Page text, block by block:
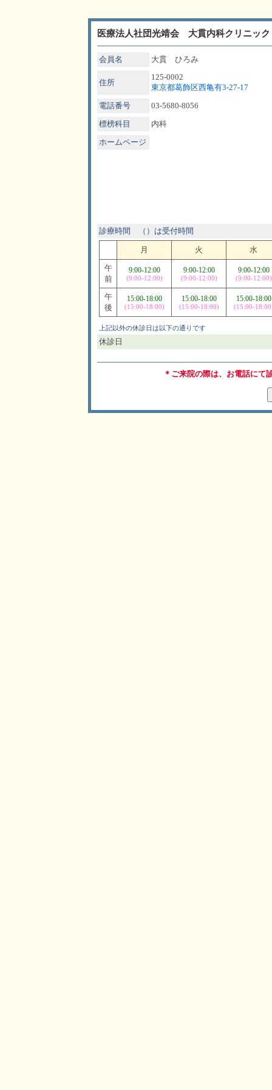
医療法人社団光靖会 大貫内科クリニック
会員名 大貫 ひろみ
住所
125-0002
東京都葛飾区西亀有3-27-17
電話番号
03-5680-8056
標榜科目
内科
ホームページ
診療時間 （）は受付時間
月 火
水
午
前
9:00-12:00
(9:00-12:00)
9:00-12:00
(9:00-12:00)
9:00-12:00
(9:00-12:00)
午
後
15:00-18:00
(15:00-18:00)
15:00-18:00
(15:00-18:00)
15:00-18:00
(15:00-
上記以外の休診日は以下の通りです
休診日
＊ご来院の際は、お電話にて